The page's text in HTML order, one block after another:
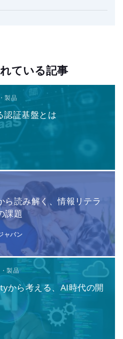
ている記事
製品
認証基盤とは
読み解く、情報リテラ
課題
ャパン
製品
から考える、AI時代の開